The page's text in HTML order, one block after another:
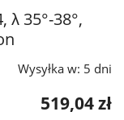
λ 35°-38°,
Wysyłka w: 5 dni
519,04 zł